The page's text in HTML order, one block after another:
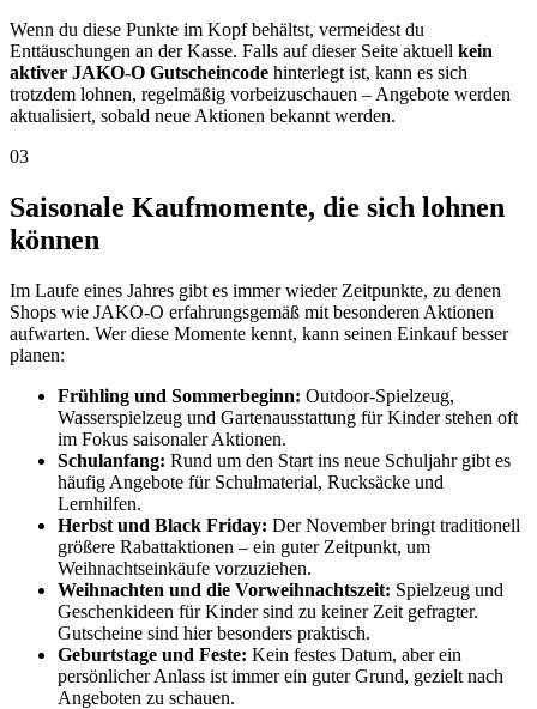
Wenn du diese Punkte im Kopf behältst, vermeidest du
Enttäuschungen an der Kasse. Falls auf dieser Seite aktuell kein
aktiver JAKO-O Gutscheincode hinterlegt ist, kann es sich
trotzdem lohnen, regelmäßig vorbeizuschauen – Angebote werden
aktualisiert, sobald neue Aktionen bekannt werden.
03
Saisonale Kaufmomente, die sich lohnen
können
Im Laufe eines Jahres gibt es immer wieder Zeitpunkte, zu denen
Shops wie JAKO-O erfahrungsgemäß mit besonderen Aktionen
aufwarten. Wer diese Momente kennt, kann seinen Einkauf besser
planen:
Frühling und Sommerbeginn: Outdoor-Spielzeug,
Wasserspielzeug und Gartenausstattung für Kinder stehen oft
im Fokus saisonaler Aktionen.
Schulanfang: Rund um den Start ins neue Schuljahr gibt es
häufig Angebote für Schulmaterial, Rucksäcke und
Lernhilfen.
Herbst und Black Friday: Der November bringt traditionell
größere Rabattaktionen – ein guter Zeitpunkt, um
Weihnachtseinkäufe vorzuziehen.
Weihnachten und die Vorweihnachtszeit: Spielzeug und
Geschenkideen für Kinder sind zu keiner Zeit gefragter.
Gutscheine sind hier besonders praktisch.
Geburtstage und Feste: Kein festes Datum, aber ein
persönlicher Anlass ist immer ein guter Grund, gezielt nach
Angeboten zu schauen.